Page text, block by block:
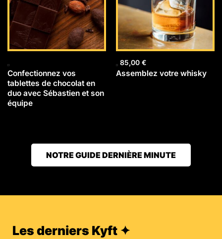
Confectionnez vos
tablettes de chocolat en
duo avec Sébastien et son
équipe
85,00 €
Assemblez votre whisky
NOTRE GUIDE DERNIÈRE MINUTE
Les derniers Kyft ✦